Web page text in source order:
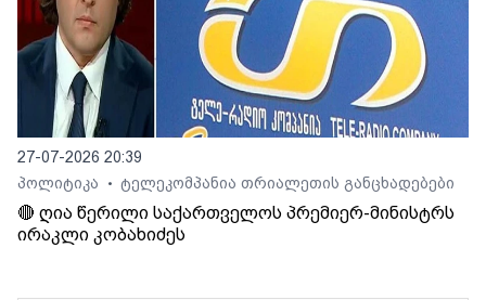
27-07-2026 20:39
პოლიტიკა
• ტელეკომპანია თრიალეთის განცხადებები
🔴 ღია წერილი საქართველოს პრემიერ-მინისტრს
ირაკლი კობახიძეს